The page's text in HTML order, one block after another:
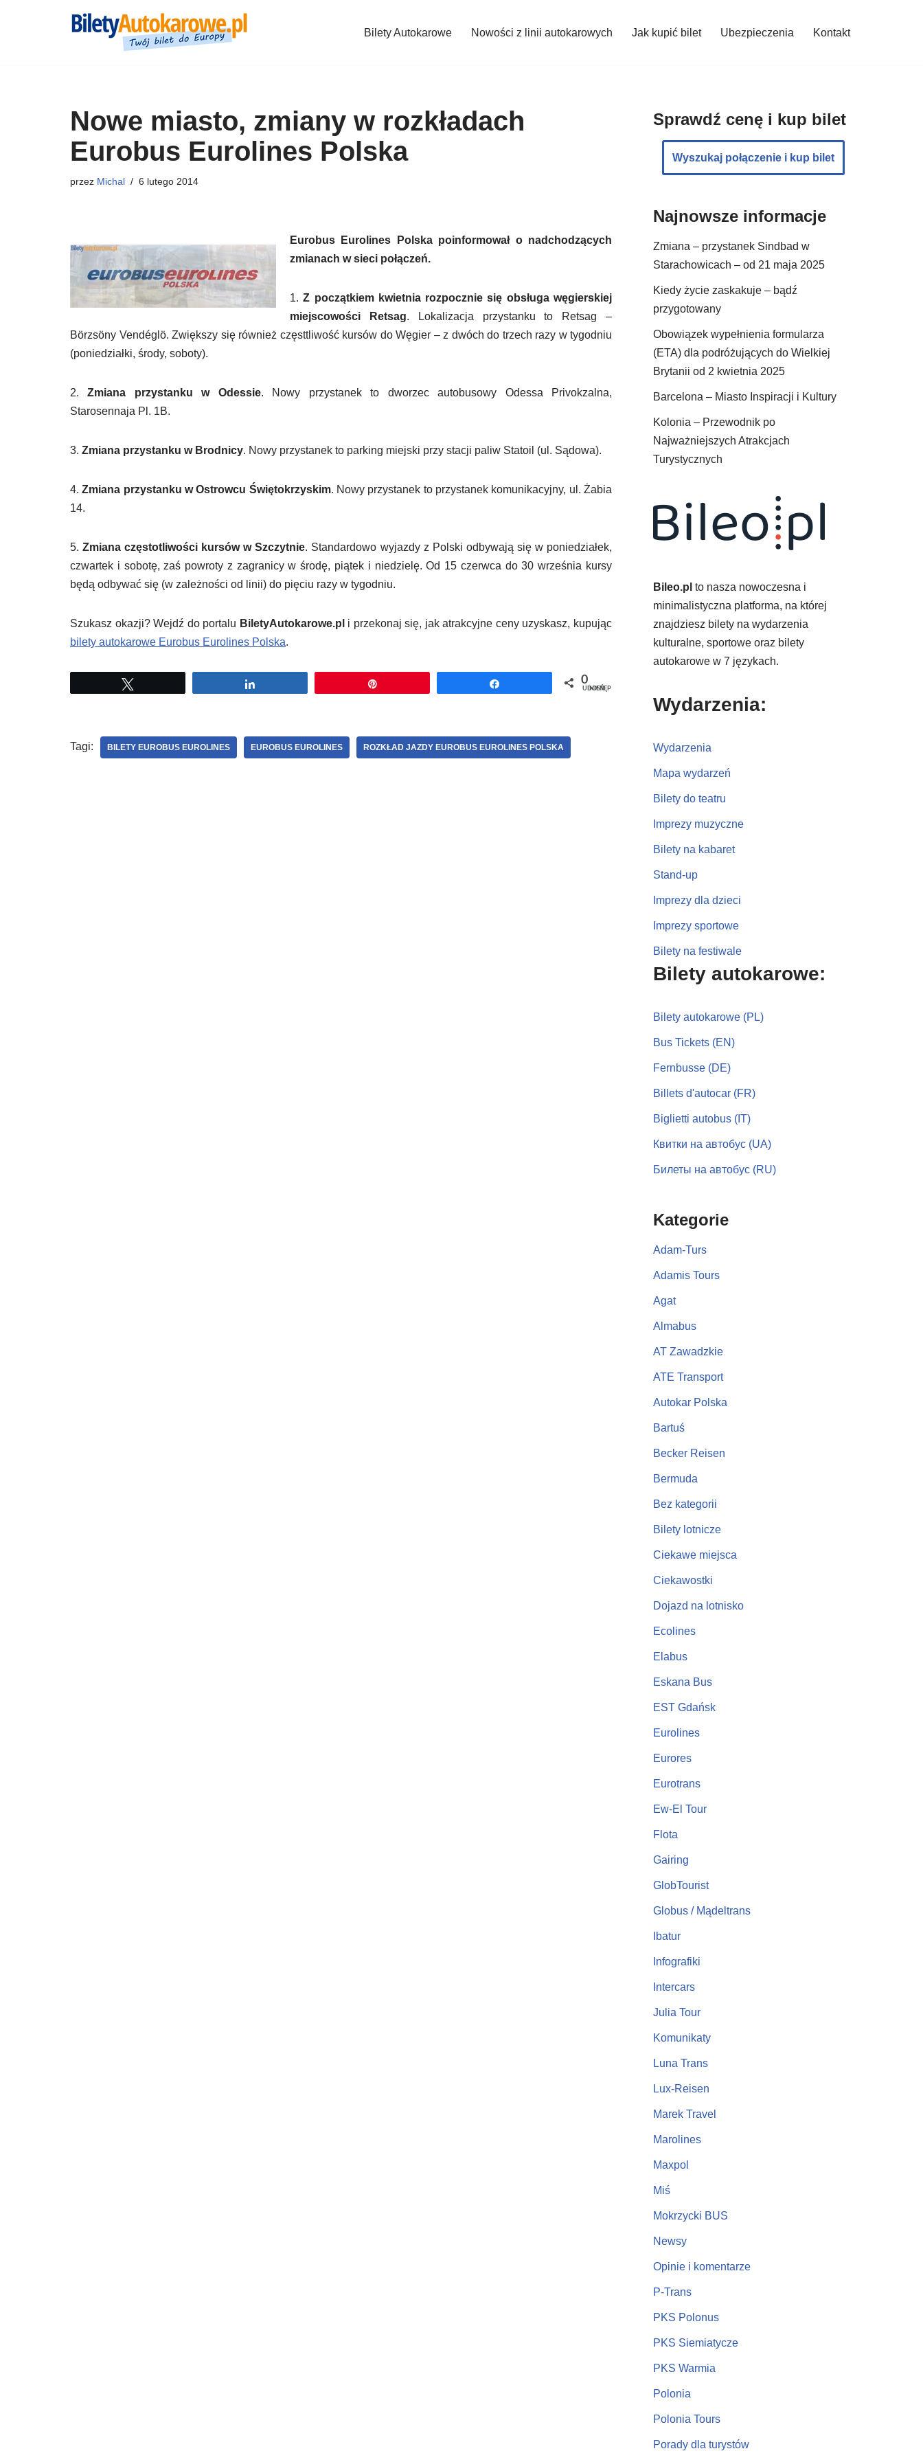
Bilety Autokarowe Nowości z linii autokarowych Jak kupić bilet Ubezpieczenia Kontakt
Nowe miasto, zmiany w rozkładach
Eurobus Eurolines Polska
przez Michal 6 lutego 2014
Eurobus Eurolines Polska poinformował o nadchodzących
zmianach w sieci połączeń.
1.Z początkiem kwietnia rozpocznie się obsługa węgierskiej
miejscowości
Retsag. Lokalizacja przystanku to Retsag –
Börzsöny Vendéglö. Zwiększy się również częsttliwość kursów do Węgier – z dwóch do trzech razy w tygodniu
(poniedziałki, środy, soboty).
2.Zmiana przystanku w Odessie. Nowy przystanek to dworzec autobusowy Odessa Privokzalna,
Starosennaja Pl. 1B.
3. Zmiana przystanku w Brodnicy. Nowy przystanek to parking miejski przy stacji paliw Statoil (ul. Sądowa).
4.Zmiana przystanku w Ostrowcu Świętokrzyskim. Nowy przystanek to przystanek komunikacyjny, ul. Żabia
14.
5.Zmiana częstotliwości kursów w Szczytnie. Standardowo wyjazdy z Polski odbywają się w poniedziałek,
czwartek i sobotę, zaś powroty z zagranicy w środę, piątek i niedzielę. Od 15 czerwca do 30 września kursy
będą odbywać się (w zależności od linii) do pięciu razy w tygodniu.
Szukasz okazji? Wejdź do portalu BiletyAutokarowe.pl i przekonaj się, jak atrakcyjne ceny uzyskasz, kupując
bilety autokarowe Eurobus Eurolines Polska.
0
UDOSTĘPNIEŃ
Tagi: BILETY EUROBUS EUROLINES EUROBUS EUROLINES ROZKŁAD JAZDY EUROBUS EUROLINES POLSKA
Sprawdź cenę i kup bilet
Wyszukaj połączenie i kup bilet
Najnowsze informacje
Zmiana – przystanek Sindbad w
Starachowicach – od 21 maja 2025
Kiedy życie zaskakuje – bądź
przygotowany
Obowiązek wypełnienia formularza
(ETA) dla podróżujących do Wielkiej
Brytanii od 2 kwietnia 2025
Barcelona – Miasto Inspiracji i Kultury
Kolonia – Przewodnik po
Najważniejszych Atrakcjach
Turystycznych
Bileo.pl to nasza nowoczesna i
minimalistyczna platforma, na której
znajdziesz bilety na wydarzenia
kulturalne, sportowe oraz bilety
autokarowe w 7 językach.
Wydarzenia:
Wydarzenia
Mapa wydarzeń
Bilety do teatru
Imprezy muzyczne
Bilety na kabaret
Stand-up
Imprezy dla dzieci
Imprezy sportowe
Bilety na festiwale
Bilety autokarowe:
Bilety autokarowe (PL)
Bus Tickets (EN)
Fernbusse (DE)
Billets d'autocar (FR)
Biglietti autobus (IT)
Квитки на автобус (UA)
Билеты на автобус (RU)
Kategorie
Adam-Turs
Adamis Tours
Agat
Almabus
AT Zawadzkie
ATE Transport
Autokar Polska
Bartuś
Becker Reisen
Bermuda
Bez kategorii
Bilety lotnicze
Ciekawe miejsca
Ciekawostki
Dojazd na lotnisko
Ecolines
Elabus
Eskana Bus
EST Gdańsk
Eurolines
Eurores
Eurotrans
Ew-El Tour
Flota
Gairing
GlobTourist
Globus / Mądeltrans
Ibatur
Infografiki
Intercars
Julia Tour
Komunikaty
Luna Trans
Lux-Reisen
Marek Travel
Marolines
Maxpol
Miś
Mokrzycki BUS
Newsy
Opinie i komentarze
P-Trans
PKS Polonus
PKS Siemiatycze
PKS Warmia
Polonia
Polonia Tours
Porady dla turystów